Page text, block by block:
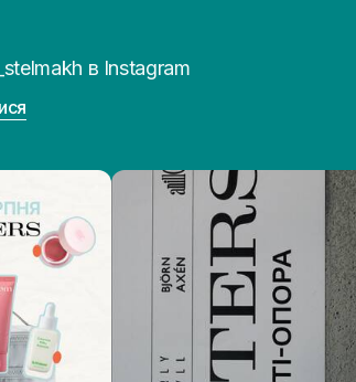
в Instagram